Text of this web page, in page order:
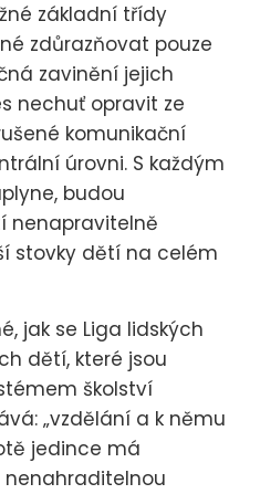
základní třídy
zdůrazňovat pouze
zavinění jejich
nechuť opravit ze
komunikační
úrovni. S každým
budou
nenapravitelně
stovky dětí na celém
jak se Liga lidských
dětí, které jsou
školství
„vzdělání a k němu
jedince má